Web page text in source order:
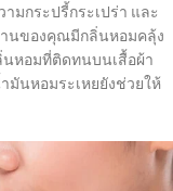
มกระปรี้กระเปร่า และ
านของคุณมีกลิ่นหอมคลุ้ง
หอมที่ติดทนบนเสื้อผ้า
นหอมระเหยยังช่วยให้